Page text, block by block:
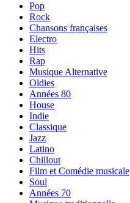
Pop
Rock
Chansons françaises
Electro
Hits
Rap
Musique Alternative
Oldies
Années 80
House
Indie
Classique
Jazz
Latino
Chillout
Film et Comédie musicale
Soul
Années 70